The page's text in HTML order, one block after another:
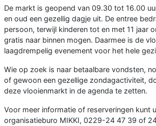
De markt is geopend van 09.30 tot 16.00
en oud een gezellig dagje uit. De entree
persoon, terwijl kinderen tot en met 11 jaar
gratis naar binnen mogen. Daarmee is de
laagdrempelig evenement voor het hele
Wie op zoek is naar betaalbare vondsten,
of gewoon een gezellige zondagactiviteit,
deze vlooienmarkt in de agenda te zetten.
Voor meer informatie of reserveringen kunt
organisatieburo MIKKI, 0229-24 47 39 of